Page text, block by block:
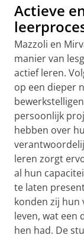
Actieve
Mazzoli en
manier van
actief leren.
op een dieper
persoonlijk
hebben over
leren zorgt
al hun
te laten
konden zij hun
leven, wat een
hen had. De